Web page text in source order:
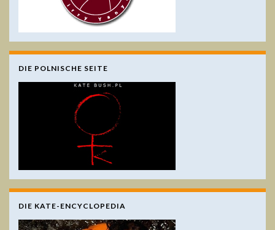
DIE POLNISCHE SEITE
DIE KATE-ENCYCLOPEDIA